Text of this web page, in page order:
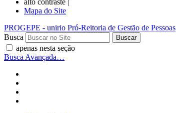
alto contraste |
Mapa do Site
PROGEPE - unirio Pró-Reitoria de Gestão de Pessoas
Busca
apenas nesta seção
Busca Avançada…